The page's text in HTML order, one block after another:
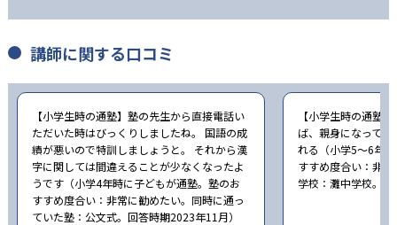
講師に関する口コミ
【小学生時の通塾】塾の先生から直接電話い
ただいた時はびっくりしましたね。 国語の成
績が悪いので特訓しましょうと。 それから漢
字に関しては間違えることが少なくなったよ
うです（小学4年時に子どもが通塾。塾のお
すすめ度合い：非常に勧めたい。同時に通っ
ていた塾：公文式。回答時期2023年11月）
【小学生時の通塾
ば、親身になって
れる（小学5〜6年
すすめ度合い：非
学校：灘中学校。